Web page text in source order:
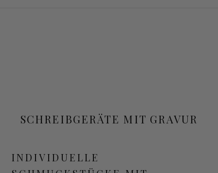
SCHREIBGERÄTE MIT GRAVUR
INDIVIDUELLE